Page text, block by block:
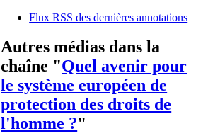
Flux RSS des dernières annotations
Autres médias dans la
chaîne "Quel avenir pour
le système européen de
protection des droits de
l'homme ?"